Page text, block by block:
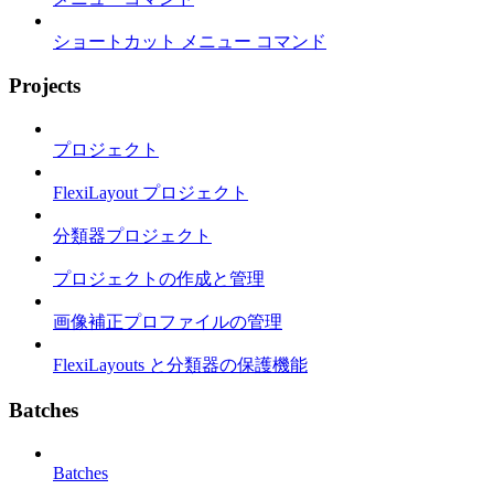
ショートカット メニュー コマンド
Projects
プロジェクト
FlexiLayout プロジェクト
分類器プロジェクト
プロジェクトの作成と管理
画像補正プロファイルの管理
FlexiLayouts と分類器の保護機能
Batches
Batches